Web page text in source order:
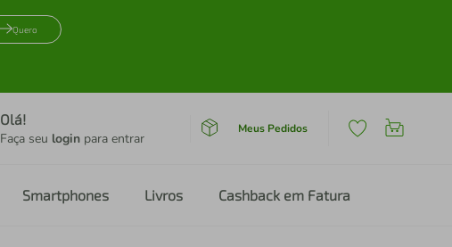
Quero
Olá!
Faça seu login para entrar
Meus Pedidos
Smartphones Livros Cashback em Fatura